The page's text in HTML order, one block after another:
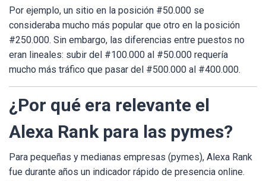
Por ejemplo, un sitio en la posición #50.000 se
consideraba mucho más popular que otro en la posición
#250.000. Sin embargo, las diferencias entre puestos no
eran lineales: subir del #100.000 al #50.000 requería
mucho más tráfico que pasar del #500.000 al #400.000.
¿Por qué era relevante el
Alexa Rank para las pymes?
Para pequeñas y medianas empresas (pymes), Alexa Rank
fue durante años un indicador rápido de presencia online.